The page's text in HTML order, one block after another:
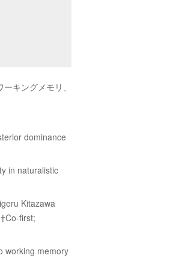
キングメモリ、
dominance
in naturalistic
Kitazawa
first;
working memory